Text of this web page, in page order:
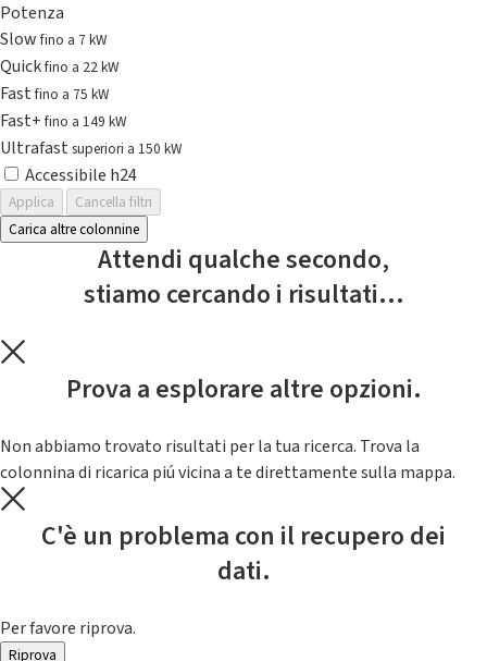
Potenza
Slowfino a 7 kW
Quickfino a 22 kW
Fastfino a 75 kW
Fast+fino a 149 kW
Ultrafast superiori a 150 kW
Accessibile h24
Applica
Cancella filtri
Carica altre colonnine
Attendi qualche secondo,
stiamo cercando i risultati...
Prova a esplorare altre opzioni.
Non abbiamo trovato risultati per la tua ricerca. Trova la
colonnina di ricarica piú vicina a te direttamente sulla mappa.
C'è un problema con il recupero dei
dati.
Per favore riprova.
Riprova